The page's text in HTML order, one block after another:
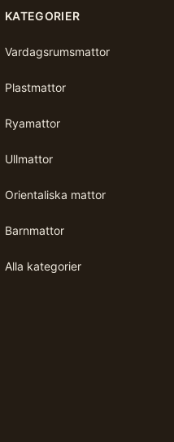
KATEGORIER
Vardagsrumsmattor
Plastmattor
Ryamattor
Ullmattor
Orientaliska mattor
Barnmattor
Alla kategorier